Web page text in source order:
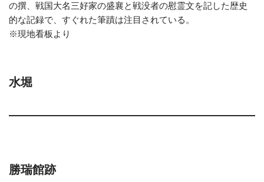
の撰、戦国大名三好家の盛襄と戦没者の慰霊文を記した歴史
的な記録で、すぐれた筆蹟は注目されている。
※現地看板より
水堀
勝瑞館跡